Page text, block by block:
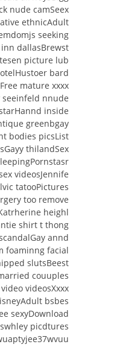
nude camSeex
ethnicAdult
seeking
dallasBrewst
picture lub
bard
mature xxxx
seeinfeld nnude
inside
greenbgay
bodies picsList
thilandSex
videosJennife
tatooPictures
too remove
heighl
shirt t thong
annd
foaminng facial
slutsBeest
couuples
videosXxxx
bsbes
sexyDownload
picdtures